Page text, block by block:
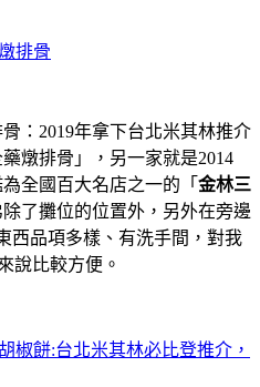
排骨
：2019年拿下台北米其林推介
燉排骨」，另一家就是2014
全國百大名店之一的「 金林三
除了攤位的位置外，另外在旁邊
西品項多樣、有洗手間，對我
說比較方便。
椒餅:台北米其林必比登推介，